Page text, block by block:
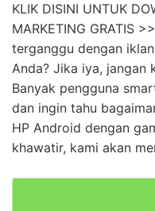
KLIK DISINI UNTUK
MARKETING GRATIS
terganggu dengan
Anda? Jika iya, jangan
Banyak pengguna
dan ingin tahu
HP Android dengan
khawatir, kami akan